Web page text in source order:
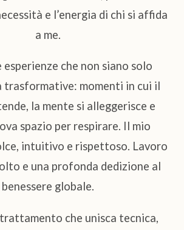
e l’energia di chi si affida
a me.
esperienze che non siano solo
trasformative: momenti in cui il
la mente si alleggerisce e
spazio per respirare. Il mio
intuitivo e rispettoso. Lavoro
e una profonda dedizione al
benessere globale.
che unisca tecnica,